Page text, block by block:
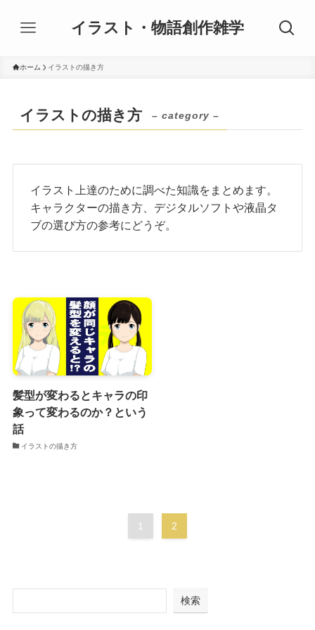
イラスト・物語創作雑学
ホーム イラストの描き方
イラストの描き方 – category –
イラスト上達のために調べた知識をまとめます。
キャラクターの描き方、デジタルソフトや液晶タ
ブの選び方の参考にどうぞ。
髪型が変わるとキャラの印
象って変わるのか？という
話
イラストの描き方
1 2
検索